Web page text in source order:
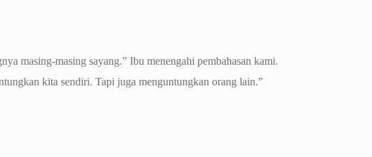
masing-masing sayang.” Ibu menengahi pembahasan kami.
kita sendiri. Tapi juga menguntungkan orang lain.”